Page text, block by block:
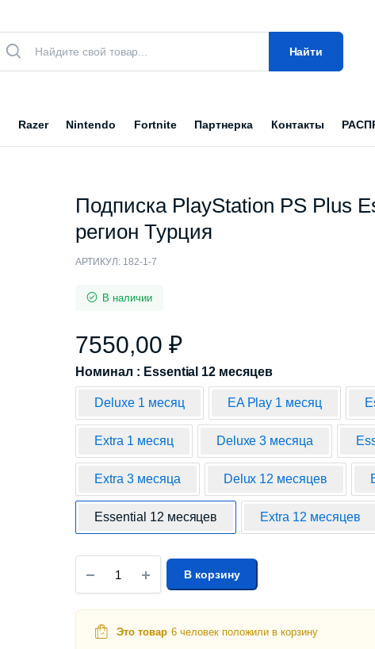
Найти
Razer Nintendo Fortnite Партнерка Контакты
Подписка PlayStation PS Plus
регион Турция
АРТИКУЛ: 182-1-7
В наличии
7550,00 ₽
Номинал : Essential 12 месяцев
Deluxe 1 месяц EA Play 1 месяц
Extra 1 месяц Deluxe 3 месяца
Extra 3 месяца Delux 12 месяцев
Essential 12 месяцев Extra 12 месяцев
В корзину
Это товар 6 человек положили в корзину